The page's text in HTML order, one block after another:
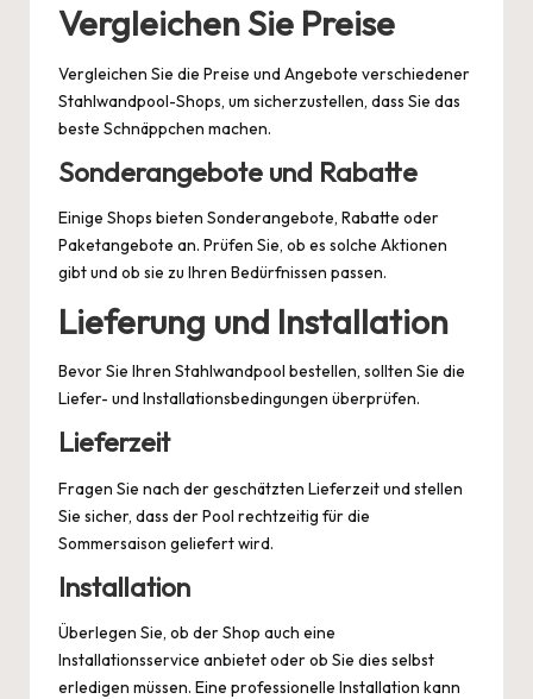
Vergleichen Sie Preise
Vergleichen Sie die Preise und Angebote verschiedener
Stahlwandpool-Shops, um sicherzustellen, dass Sie das
beste Schnäppchen machen.
Sonderangebote und Rabatte
Einige Shops bieten Sonderangebote, Rabatte oder
Paketangebote an. Prüfen Sie, ob es solche Aktionen
gibt und ob sie zu Ihren Bedürfnissen passen.
Lieferung und Installation
Bevor Sie Ihren Stahlwandpool bestellen, sollten Sie die
Liefer- und Installationsbedingungen überprüfen.
Lieferzeit
Fragen Sie nach der geschätzten Lieferzeit und stellen
Sie sicher, dass der Pool rechtzeitig für die
Sommersaison geliefert wird.
Installation
Überlegen Sie, ob der Shop auch eine
Installationsservice anbietet oder ob Sie dies selbst
erledigen müssen. Eine professionelle Installation kann